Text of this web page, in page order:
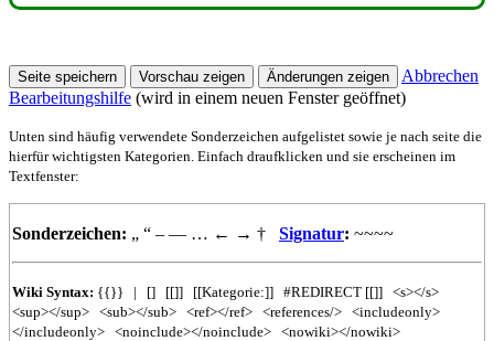
Abbrechen
Bearbeitungshilfe (wird in einem neuen Fenster geöffnet)
Unten sind häufig verwendete Sonderzeichen aufgelistet sowie je nach seite die
hierfür wichtigsten Kategorien. Einfach draufklicken und sie erscheinen im
Textfenster:
Sonderzeichen: „ “ – — … ← → † Signatur: ~~~~
Wiki Syntax: {{}} | [] [[]] [[Kategorie:]] #REDIRECT [[]] <s></s>
<sup></sup> <sub></sub> <ref></ref> <references/> <includeonly>
</includeonly> <noinclude></noinclude> <nowiki></nowiki>